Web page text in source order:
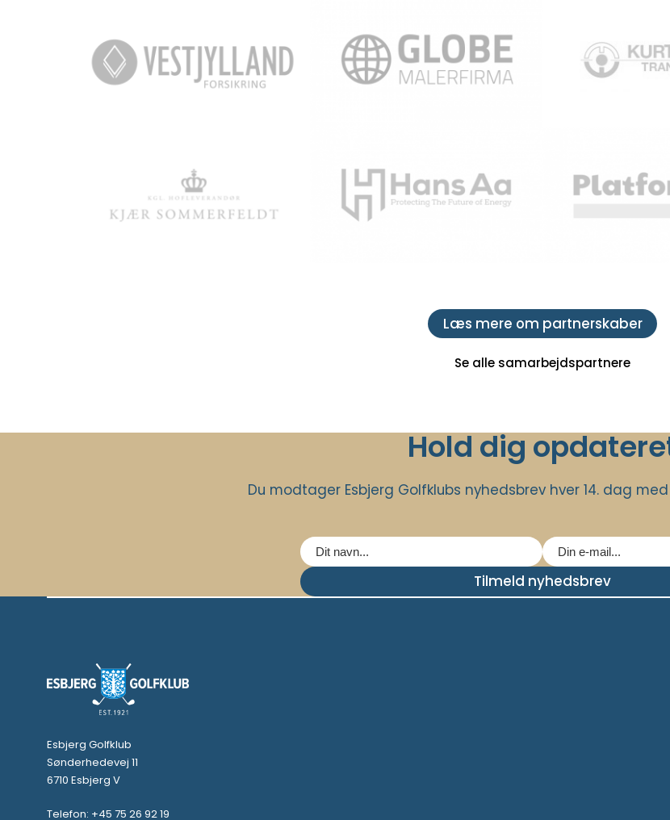
Læs mere om partnerskaber
Se alle samarbejdspartnere
Hold dig
Du modtager Esbjerg Golfklubs nyhedsbrev hver 14. dag
Tilmeld nyhedsbrev
Esbjerg Golfklub
Sønderhedevej 11
6710 Esbjerg V
Telefon: +45 75 26 92 19